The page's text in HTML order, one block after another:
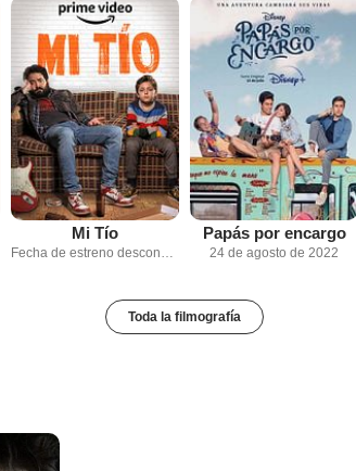
Mi Tío
Fecha de estreno desconocida
Papás por encargo
24 de agosto de 2022
Toda la filmografía